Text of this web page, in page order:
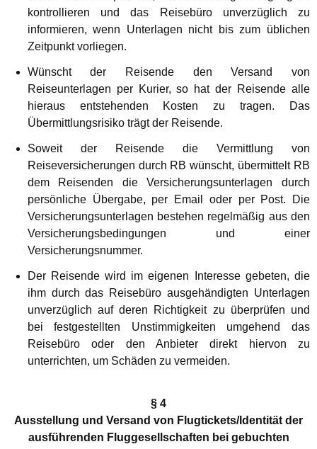
kontrollieren und das Reisebüro unverzüglich zu
informieren, wenn Unterlagen nicht bis zum üblichen
Zeitpunkt vorliegen.
Wünscht der Reisende den Versand von
Reiseunterlagen per Kurier, so hat der Reisende alle
hieraus entstehenden Kosten zu tragen. Das
Übermittlungsrisiko trägt der Reisende.
Soweit der Reisende die Vermittlung von
Reiseversicherungen durch RB wünscht, übermittelt RB
dem Reisenden die Versicherungsunterlagen durch
persönliche Übergabe, per Email oder per Post. Die
Versicherungsunterlagen bestehen regelmäßig aus den
Versicherungsbedingungen und einer
Versicherungsnummer.
Der Reisende wird im eigenen Interesse gebeten, die
ihm durch das Reisebüro ausgehändigten Unterlagen
unverzüglich auf deren Richtigkeit zu überprüfen und
bei festgestellten Unstimmigkeiten umgehend das
Reisebüro oder den Anbieter direkt hiervon zu
unterrichten, um Schäden zu vermeiden.
§ 4
Ausstellung und Versand von Flugtickets/Identität der
ausführenden Fluggesellschaften bei gebuchten